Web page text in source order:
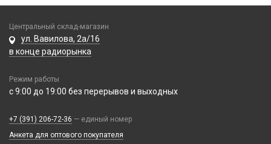
Проклейки
Шлейфы
АЗУ
АЗУ + FM-модулятор
АЗУ + кабель
Кабели
3 в 1
4 в 1
Компьютерная периферия
Аксессуары для ПК
Центральный склад-магазин
ул. Вавилова, 2а/16
в конце радиорынка
Режим работы
с 9:00 до 19:00 без перерывов и выходных
+7 (391) 206-72-36 — единый номер
Анкета для оптового покупателя